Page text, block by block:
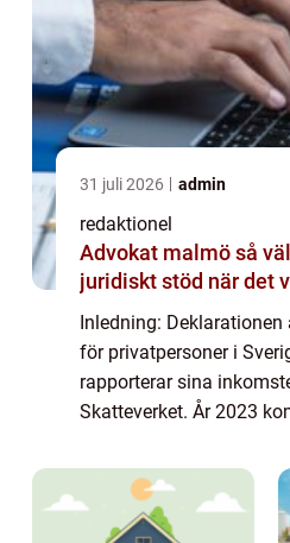
31 juli 2026 admin
redaktionel
Advokat malmö så väljer du rätt
juridiskt stöd när det
Inledning:
för privatpersoner i
rapporterar sina
Skatteverket. År 2023
kommer att påverka hur